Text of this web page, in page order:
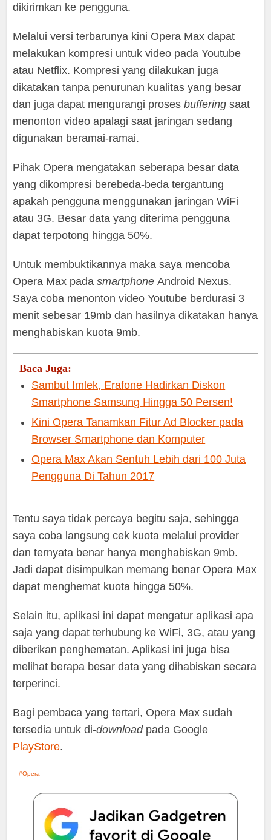
dikirimkan ke pengguna.
Melalui versi terbarunya kini Opera Max dapat
melakukan kompresi untuk video pada Youtube
atau Netflix. Kompresi yang dilakukan juga
dikatakan tanpa penurunan kualitas yang besar
dan juga dapat mengurangi prosesbufferingsaat
menonton video apalagi saat jaringan sedang
digunakan beramai-ramai.
Pihak Opera mengatakan seberapa besar data
yang dikompresi berebeda-beda tergantung
apakah pengguna menggunakan jaringan WiFi
atau 3G. Besar data yang diterima pengguna
dapat terpotong hingga 50%.
Untuk membuktikannya maka saya mencoba
Opera Max padasmartphoneAndroid Nexus.
Saya coba menonton video Youtube berdurasi 3
menit sebesar 19mb dan hasilnya dikatakan hanya
menghabiskan kuota 9mb.
Baca Juga:
Sambut Imlek, Erafone Hadirkan Diskon
Smartphone Samsung Hingga 50 Persen!
Kini Opera Tanamkan Fitur Ad Blocker pada
Browser Smartphone dan Komputer
Opera Max Akan Sentuh Lebih dari 100 Juta
Pengguna Di Tahun 2017
Tentu saya tidak percaya begitu saja, sehingga
saya coba langsung cek kuota melalui provider
dan ternyata benar hanya menghabiskan 9mb.
Jadi dapat disimpulkan memang benar Opera Max
dapat menghemat kuota hingga 50%.
Selain itu, aplikasi ini dapat mengatur aplikasi apa
saja yang dapat terhubung ke WiFi, 3G, atau yang
diberikan penghematan. Aplikasi ini juga bisa
melihat berapa besar data yang dihabiskan secara
terperinci.
Bagi pembaca yang tertari, Opera Max sudah
tersedia untuk di-download pada Google
PlayStore.
Opera